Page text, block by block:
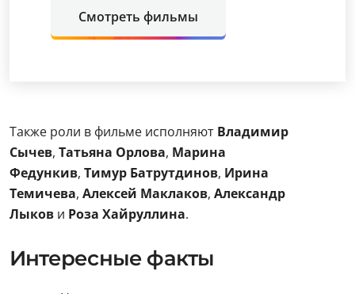
Смотреть фильмы
Также роли в фильме исполняют Владимир
Сычев, Татьяна Орлова, Марина
Федункив, Тимур Батрутдинов, Ирина
Темичева, Алексей Маклаков, Александр
Лыков и Роза Хайруллина.
Интересные факты